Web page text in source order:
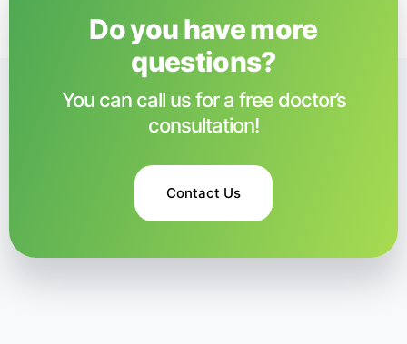
Do you have more
questions?​
You can call us for a free doctor’s
consultation!
Contact Us